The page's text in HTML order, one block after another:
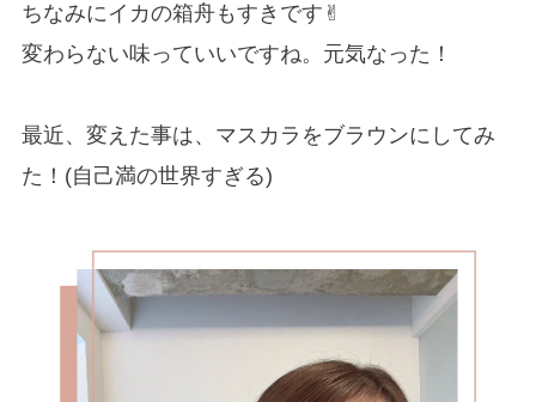
ちなみにイカの箱舟もすきです✌︎
変わらない味っていいですね。元気なった！
最近、変えた事は、マスカラをブラウンにしてみ
た！(自己満の世界すぎる)